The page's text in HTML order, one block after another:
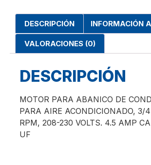
DESCRIPCIÓN INFORMACIÓN
VALORACIONES (0)
DESCRIPCIÓN
MOTOR PARA ABANICO DE
PARA AIRE ACONDICIONADO, 3/
RPM, 208-230 VOLTS. 4.5 AMP
UF